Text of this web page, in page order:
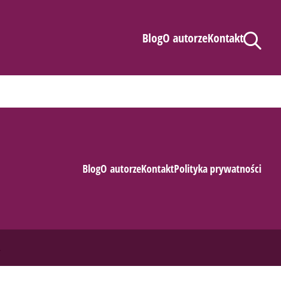
BlogO autorzeKontakt
BlogO autorzeKontaktPolityka prywatności